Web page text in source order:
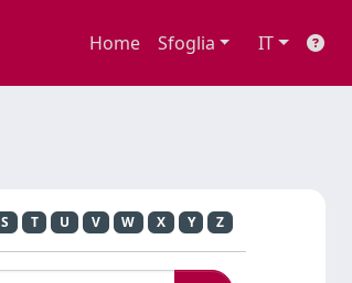
Home Sfoglia IT
S T U V W X Y Z